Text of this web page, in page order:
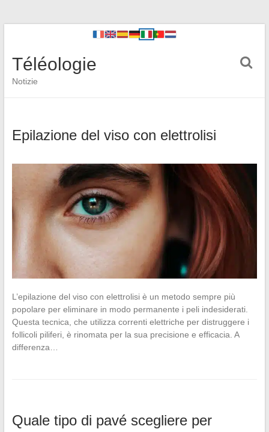
Téléologie
Notizie
Epilazione del viso con elettrolisi
L’epilazione del viso con elettrolisi è un metodo sempre più
popolare per eliminare in modo permanente i peli indesiderati.
Questa tecnica, che utilizza correnti elettriche per distruggere i
follicoli piliferi, è rinomata per la sua precisione e efficacia. A
differenza…
Quale tipo di pavé scegliere per